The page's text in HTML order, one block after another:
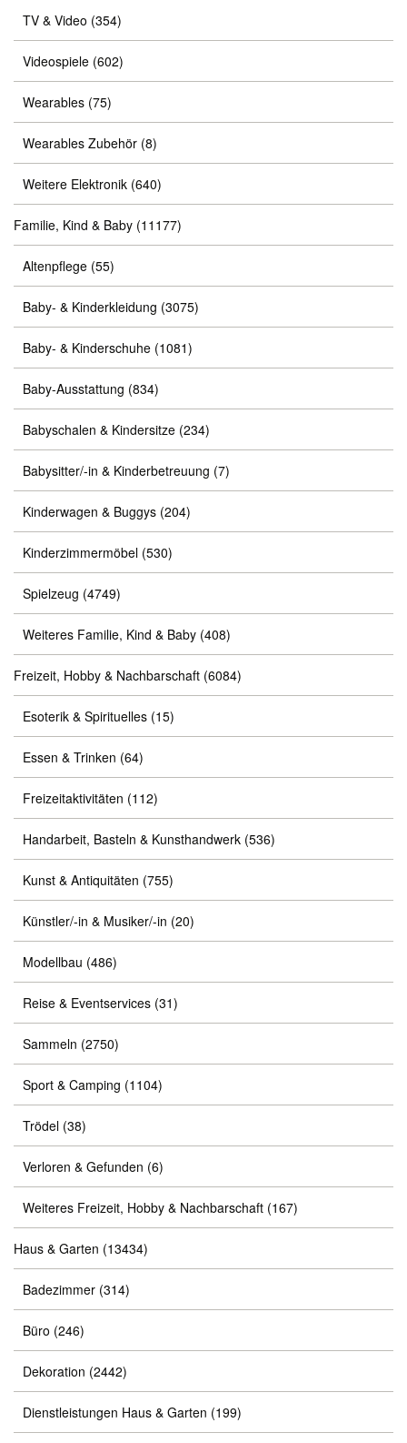
TV & Video (354)
Videospiele (602)
Wearables (75)
Wearables Zubehör (8)
Weitere Elektronik (640)
Familie, Kind & Baby (11177)
Altenpflege (55)
Baby- & Kinderkleidung (3075)
Baby- & Kinderschuhe (1081)
Baby-Ausstattung (834)
Babyschalen & Kindersitze (234)
Babysitter/-in & Kinderbetreuung (7)
Kinderwagen & Buggys (204)
Kinderzimmermöbel (530)
Spielzeug (4749)
Weiteres Familie, Kind & Baby (408)
Freizeit, Hobby & Nachbarschaft (6084)
Esoterik & Spirituelles (15)
Essen & Trinken (64)
Freizeitaktivitäten (112)
Handarbeit, Basteln & Kunsthandwerk (536)
Kunst & Antiquitäten (755)
Künstler/-in & Musiker/-in (20)
Modellbau (486)
Reise & Eventservices (31)
Sammeln (2750)
Sport & Camping (1104)
Trödel (38)
Verloren & Gefunden (6)
Weiteres Freizeit, Hobby & Nachbarschaft (167)
Haus & Garten (13434)
Badezimmer (314)
Büro (246)
Dekoration (2442)
Dienstleistungen Haus & Garten (199)